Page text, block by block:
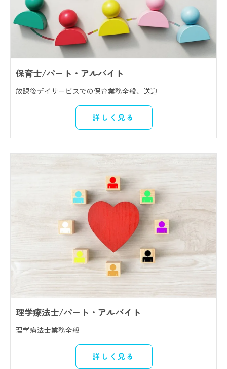
保育士/パート・アルバイト
放課後デイサービスでの保育業務全般、送迎
詳しく見る
理学療法士/パート・アルバイト
理学療法士業務全般
詳しく見る